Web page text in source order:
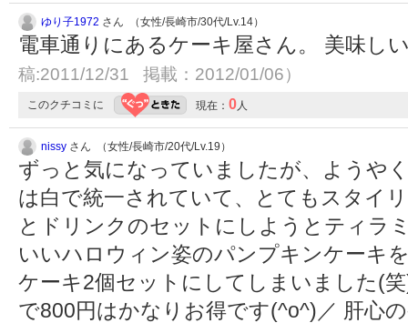
ゆり子1972 さん （女性/長崎市/30代/Lv.14）
電車通りにあるケーキ屋さん。 美味し
稿:2011/12/31 掲載：2012/01/06）
このクチコミに 現在： 0人
nissy さん （女性/長崎市/20代/Lv.19）
ずっと気になっていましたが、ようや
は白で統一されていて、とてもスタイ
とドリンクのセットにしようとティラ
いいハロウィン姿のパンプキンケーキ
ケーキ2個セットにしてしまいました(
で800円はかなりお得です(^o^)／ 肝心